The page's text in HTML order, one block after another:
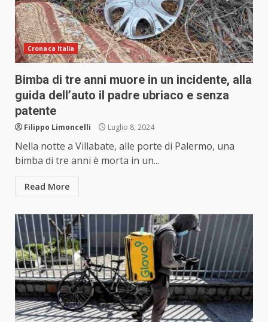
Cronaca Italia
Bimba di tre anni muore in un incidente, alla
guida dell’auto il padre ubriaco e senza
patente
Filippo Limoncelli Luglio 8, 2024
Nella notte a Villabate, alle porte di Palermo, una
bimba di tre anni è morta in un...
Read More